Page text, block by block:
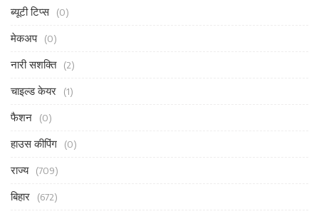
ब्यूटी टिप्स (0)
मेकअप (0)
नारी सशक्ति (2)
चाइल्ड केयर (1)
फैशन (0)
हाउस कीपिंग (0)
राज्य (709)
बिहार (672)